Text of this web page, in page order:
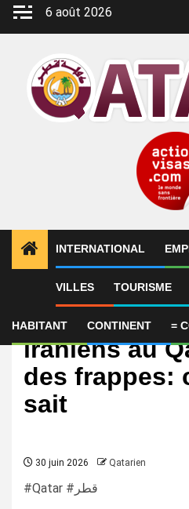
Aller
6 août 2026
INTERNATIONAL
VILLES TOURISME
HABITANT CONTINENT =
International
Emissaires
iraniens au
des frappes:
sait
30 juin 2026 Qatarien
#Qatar #قطر